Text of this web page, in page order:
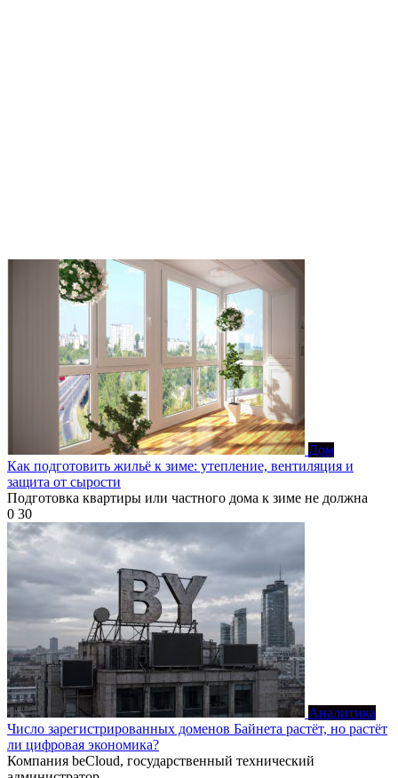
Дом
Как подготовить жильё к зиме: утепление, вентиляция и
защита от сырости
Подготовка квартиры или частного дома к зиме не должна
0 30
Аналитика
Число зарегистрированных доменов Байнета растёт, но растёт
ли цифровая экономика?
Компания beCloud, государственный технический